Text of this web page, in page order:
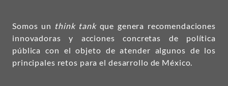
Somos un think tankque genera recomendaciones
innovadoras y acciones concretas de política
pública con el objeto de atender algunos de los
principales retos para el desarrollo de México.